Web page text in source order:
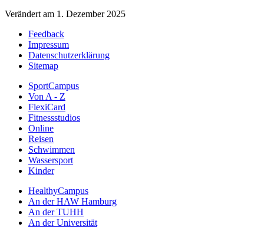
Verändert am 1. Dezember 2025
Feedback
Impressum
Datenschutzerklärung
Sitemap
SportCampus
Von A - Z
FlexiCard
Fitnessstudios
Online
Reisen
Schwimmen
Wassersport
Kinder
HealthyCampus
An der HAW Hamburg
An der TUHH
An der Universität